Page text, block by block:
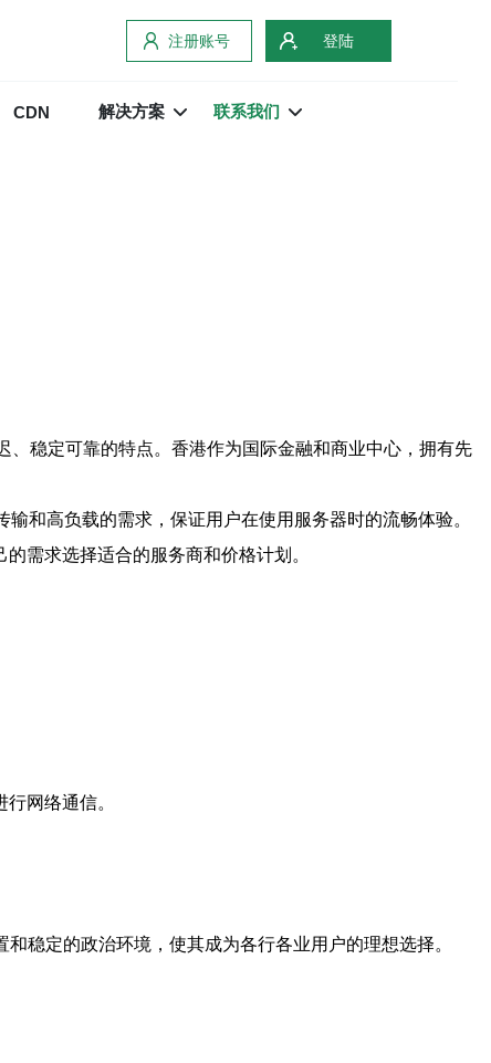
注册账号 登陆
CDN 解决方案 联系我们
稳定可靠的特点。香港作为国际金融和商业中心，拥有先
和高负载的需求，保证用户在使用服务器时的流畅体验。
需求选择适合的服务商和价格计划。
网络通信。
稳定的政治环境，使其成为各行各业用户的理想选择。